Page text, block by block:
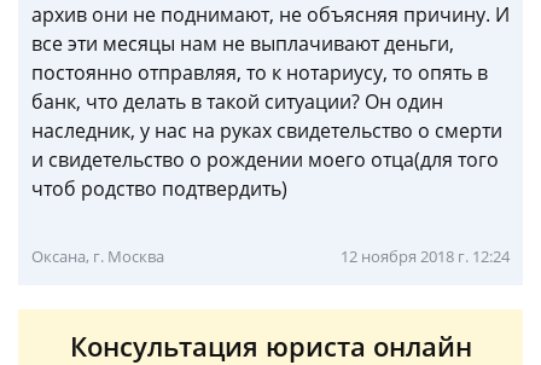
архив они не поднимают, не объясняя причину. И
все эти месяцы нам не выплачивают деньги,
постоянно отправляя, то к нотариусу, то опять в
банк, что делать в такой ситуации? Он один
наследник, у нас на руках свидетельство о смерти
и свидетельство о рождении моего отца(для того
чтоб родство подтвердить)
Оксана, г. Москва 12 ноября 2018 г. 12:24
Консультация юриста онлайн